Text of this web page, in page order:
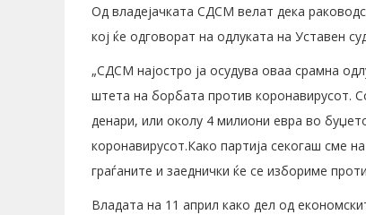
Од владејачката СДСМ велат дека
кој ќе одговорат на одлуката на Уставен
„СДСМ најостро ја осудува оваа срамна
штета на борбата против коронавирусот.
денари, или околу 4 милиони евра во
коронавирусот.Како партија секогаш сме
граѓаните и заеднички ќе се избориме
Владата на 11 април како дел од